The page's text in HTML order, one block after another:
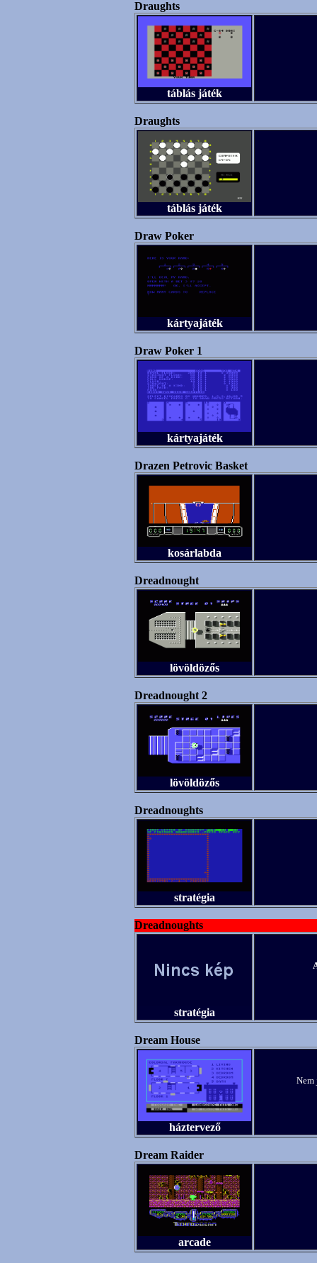
Draughts
táblás játék
Draughts
táblás játék
Draw Poker
kártyajáték
Draw Poker 1
kártyajáték
Drazen Petrovic Basket
kosárlabda
Dreadnought
lövöldözős
Dreadnought 2
lövöldözős
Dreadnoughts
stratégia
Dreadnoughts
stratégia
Dream House
háztervező
Nem
Dream Raider
arcade